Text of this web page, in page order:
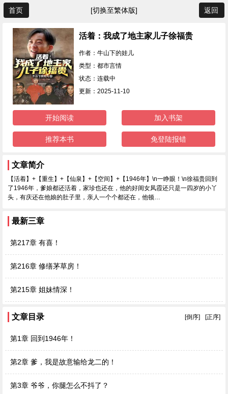
首页 [切换至繁体版] 返回
活着：我成了地主家儿子徐福贵
作者：牛山下的娃儿
类型：都市言情
状态：连载中
更新：2025-11-10
开始阅读 加入书架
推荐本书 免登陆报错
文章简介
【活着】+【重生】+【仙泉】+【空间】+【1946年】\n一睁眼！\n徐福贵回到
了1946年，爹娘都还活着，家珍也还在，他的好闺女凤霞还只是一四岁的小丫
头，有庆还在他娘的肚子里，亲人一个个都还在，他顿…
最新三章
第217章 有喜！
第216章 修缮茅草房！
第215章 姐妹情深！
文章目录 [正序]
[倒序]
第1章 回到1946年！
第2章 爹，我是故意输给龙二的！
第3章 爷爷，你腿怎么不抖了？